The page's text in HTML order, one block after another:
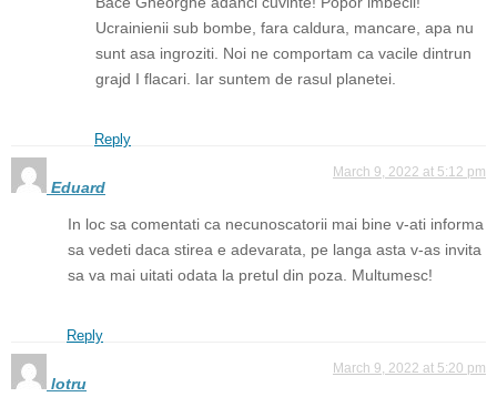
Ucrainienii sub bombe, fara caldura, mancare, apa nu
sunt asa ingroziti. Noi ne comportam ca vacile dintrun
grajd I flacari. Iar suntem de rasul planetei.
Reply
Eduard
March 9, 2022 at 5:12 pm
In loc sa comentati ca necunoscatorii mai bine v-ati informa
sa vedeti daca stirea e adevarata, pe langa asta v-as invita
sa va mai uitati odata la pretul din poza. Multumesc!
Reply
lotru
March 9, 2022 at 5:20 pm